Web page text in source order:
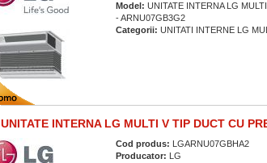
Model:UNITATE INTERNA LG
- ARNU07GB3G2
Categorii:UNITATI INTERNE LG
UNITATE INTERNA LG MULTI V TIP DUCT CU
Cod produs: LGARNU07GBHA2
Producator: LG